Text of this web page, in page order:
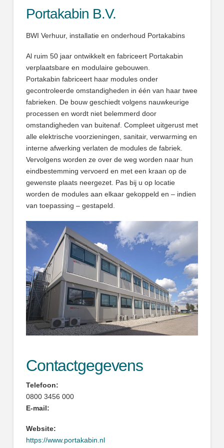
Portakabin B.V.
BWI Verhuur, installatie en onderhoud Portakabins
Al ruim 50 jaar ontwikkelt en fabriceert Portakabin
verplaatsbare en modulaire gebouwen.
Portakabin fabriceert haar modules onder
gecontroleerde omstandigheden in één van haar twee
fabrieken. De bouw geschiedt volgens nauwkeurige
processen en wordt niet belemmerd door
omstandigheden van buitenaf. Compleet uitgerust met
alle elektrische voorzieningen, sanitair, verwarming en
interne afwerking verlaten de modules de fabriek.
Vervolgens worden ze over de weg worden naar hun
eindbestemming vervoerd en met een kraan op de
gewenste plaats neergezet. Pas bij u op locatie
worden de modules aan elkaar gekoppeld en – indien
van toepassing – gestapeld.
Contactgegevens
Telefoon:
0800 3456 000
E-mail:
Website:
https://www.portakabin.nl